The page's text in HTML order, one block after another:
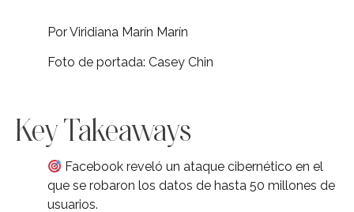
Por Viridiana Marín Marín
Foto de portada: Casey Chin
Key Takeaways
Facebook reveló un ataque cibernético en el
que se robaron los datos de hasta 50 millones de
usuarios.